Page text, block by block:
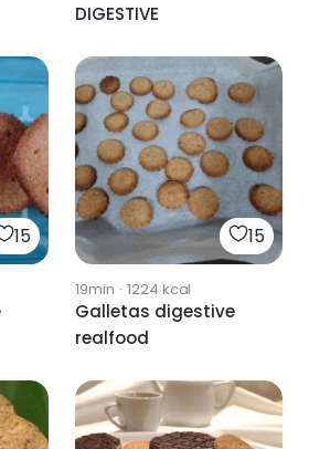
DIGESTIVE
15 15
19min · 1224 kcal
Galletas digestive
realfood